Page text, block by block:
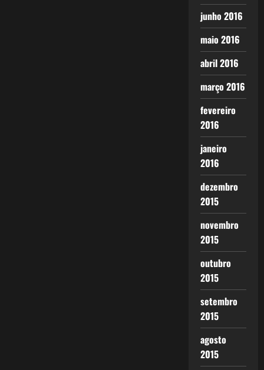
junho 2016
maio 2016
abril 2016
março 2016
fevereiro
2016
janeiro
2016
dezembro
2015
novembro
2015
outubro
2015
setembro
2015
agosto
2015